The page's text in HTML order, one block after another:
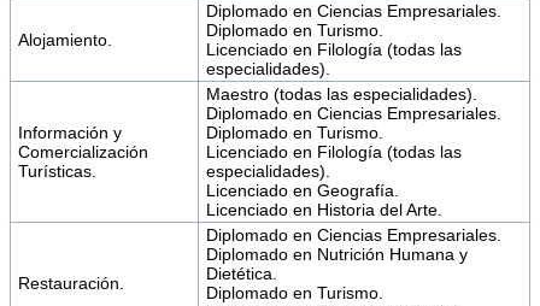
Alojamiento.
Diplomado en Ciencias Empresariales.
Diplomado en Turismo.
Licenciado en Filología (todas las
especialidades).
Información y
Comercialización
Turísticas.
Maestro (todas las especialidades).
Diplomado en Ciencias Empresariales.
Diplomado en Turismo.
Licenciado en Filología (todas las
especialidades).
Licenciado en Geografía.
Licenciado en Historia del Arte.
Restauración.
Diplomado en Ciencias Empresariales.
Diplomado en Nutrición Humana y
Dietética.
Diplomado en Turismo.